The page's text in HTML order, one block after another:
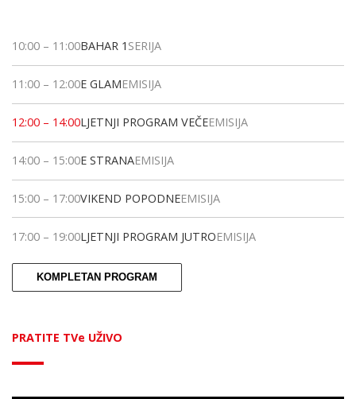
10:00 – 11:00BAHAR 1 SERIJA
11:00 – 12:00E GLAMEMISIJA
12:00 – 14:00LJETNJI PROGRAM VEČEEMISIJA
14:00 – 15:00E STRANAEMISIJA
15:00 – 17:00VIKEND POPODNEEMISIJA
17:00 – 19:00LJETNJI PROGRAM JUTROEMISIJA
KOMPLETAN PROGRAM
PRATITE TVe UŽIVO